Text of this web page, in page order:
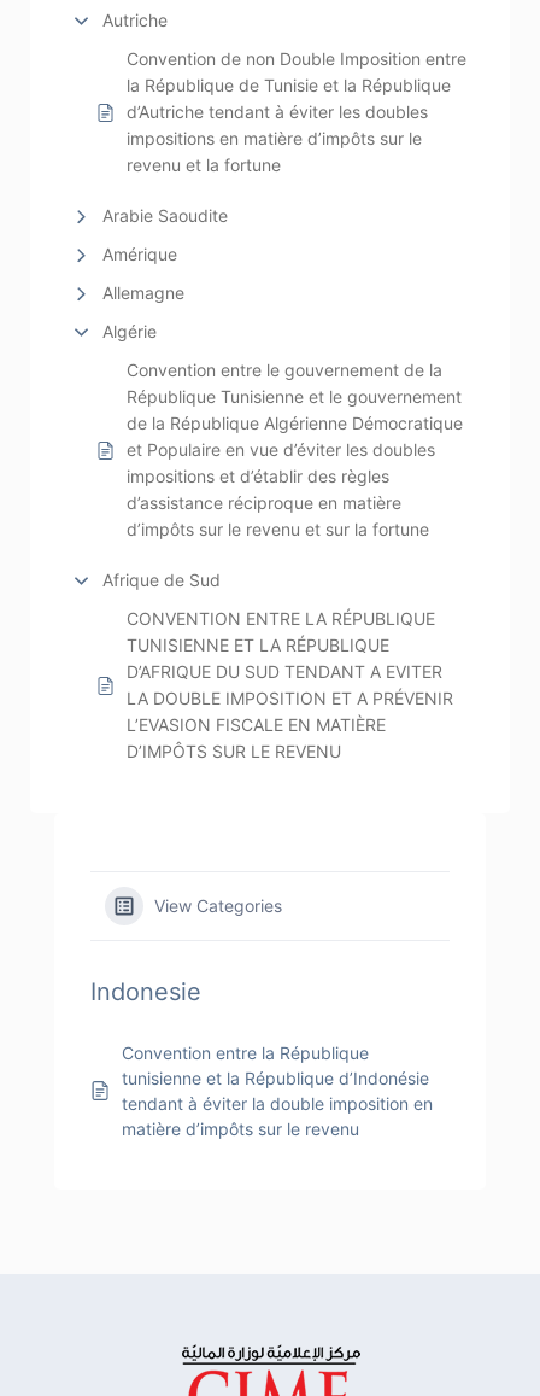
Autriche
Convention de non Double Imposition entre
la République de Tunisie et la République
d’Autriche tendant à éviter les doubles
impositions en matière d’impôts sur le
revenu et la fortune
Arabie Saoudite
Amérique
Allemagne
Algérie
Convention entre le gouvernement de la
République Tunisienne et le gouvernement
de la République Algérienne Démocratique
et Populaire en vue d’éviter les doubles
impositions et d’établir des règles
d’assistance réciproque en matière
d’impôts sur le revenu et sur la fortune
Afrique de Sud
CONVENTION ENTRE LA RÉPUBLIQUE
TUNISIENNE ET LA RÉPUBLIQUE
D’AFRIQUE DU SUD TENDANT A EVITER
LA DOUBLE IMPOSITION ET A PRÉVENIR
L’EVASION FISCALE EN MATIÈRE
D’IMPÔTS SUR LE REVENU
View Categories
Indonesie
Convention entre la République
tunisienne et la République d’Indonésie
tendant à éviter la double imposition en
matière d’impôts sur le revenu